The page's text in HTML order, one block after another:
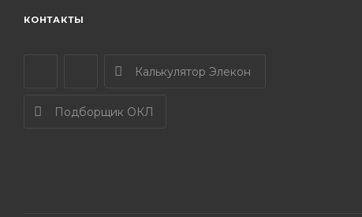
КОНТАКТЫ
Калькулятор Элекон
Подборщик ОКЛ